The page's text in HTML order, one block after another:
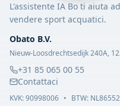
L'assistente IA Bo ti aiuta
vendere sport acquatici.
Obato B.V.
Nieuw-Loosdrechtsedijk 240A,
+31 85 065 00 55
Contattaci
KVK:90998006 • BTW: